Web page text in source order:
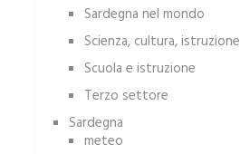
Sardegna nel mondo
Scienza, cultura, istruzione
Scuola e istruzione
Terzo settore
Sardegna
meteo